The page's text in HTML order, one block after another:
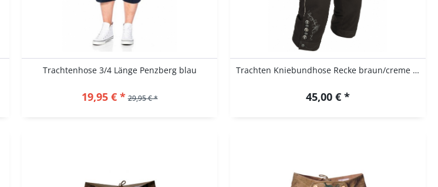
Trachtenhose 3/4 Länge Penzberg blau
19,95 € * 29,95 € *
Trachten Kniebundhose Recke braun/creme Spieth...
45,00 € *